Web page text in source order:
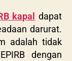
kapal
dapat
darurat.
adalah tidak
dengan